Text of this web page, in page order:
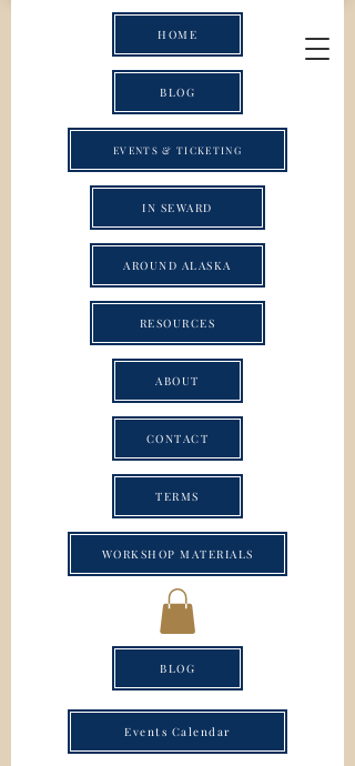
Events Calendar
BLOG
HOME
BLOG
IN SEWARD
AROUND ALASKA
RESOURCES
ABOUT
CONTACT
TERMS
WORKSHOP MATERIALS
EVENTS & TICKETING